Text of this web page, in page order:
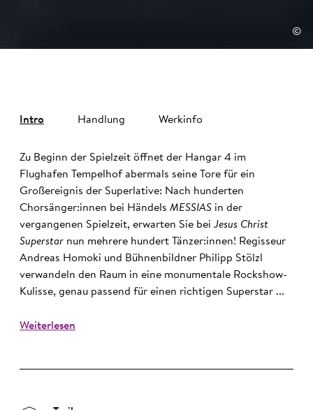
©
Intro Handlung Werkinfo
Zu Beginn der Spielzeit öffnet der Hangar 4 im
Flughafen Tempelhof abermals seine Tore für ein
Großereignis der Superlative: Nach hunderten
Chorsänger:innen bei Händels MESSIAS in der
vergangenen Spielzeit, erwarten Sie bei Jesus Christ
Superstar nun mehrere hundert Tänzer:innen! Regisseur
Andreas Homoki und Bühnenbildner Philipp Stölzl
verwandeln den Raum in eine monumentale Rockshow-
Kulisse, genau passend für einen richtigen Superstar ...
Weiterlesen